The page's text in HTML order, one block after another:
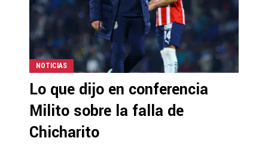
NOTICIAS
Lo que dijo en conferencia
Milito sobre la falla de
Chicharito